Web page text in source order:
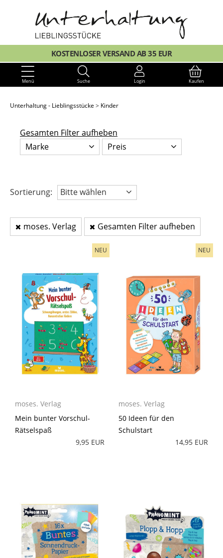
KOSTENLOSER VERSAND AB 35 EUR
Menü Suche Login Kaufen
Unterhaltung - Lieblingsstücke Kinder
Gesamten Filter aufheben
Marke
Preis
Sortierung: Bitte wählen
moses. Verlag Gesamten Filter aufheben
NEU
moses. Verlag
Mein bunter Vorschul-
Rätselspaß
9,95 EUR
NEU
moses. Verlag
50 Ideen für den
Schulstart
14,95 EUR